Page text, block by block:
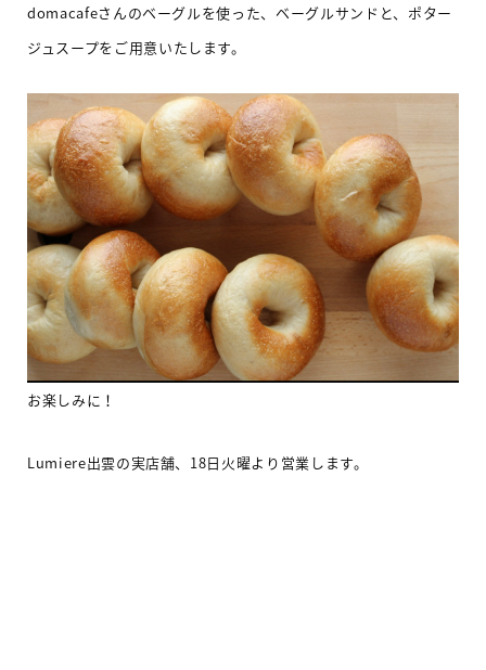
domacafeさんのベーグルを使った、ベーグルサンドと、ポター
ジュスープをご用意いたします。
お楽しみに！
Lumiere出雲の実店舗、18日火曜より営業します。